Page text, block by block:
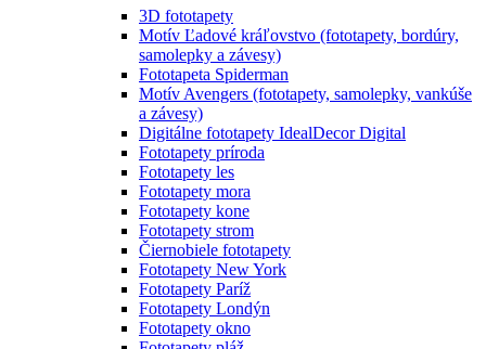
3D fototapety
Motív Ľadové kráľovstvo (fototapety, bordúry,
samolepky a závesy)
Fototapeta Spiderman
Motív Avengers (fototapety, samolepky, vankúše
a závesy)
Digitálne fototapety IdealDecor Digital
Fototapety príroda
Fototapety les
Fototapety mora
Fototapety kone
Fototapety strom
Čiernobiele fototapety
Fototapety New York
Fototapety Paríž
Fototapety Londýn
Fototapety okno